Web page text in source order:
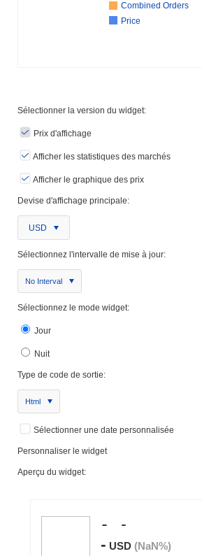
Combined Orders
Price
Sélectionner la version du widget:
Prix ​​d'affichage
Afficher les statistiques des marchés
Afficher le graphique des prix
Devise d'affichage principale:
USD
Sélectionnez l'intervalle de mise à jour:
No Interval
Sélectionnez le mode widget:
Jour
Nuit
Type de code de sortie:
Html
Sélectionner une date personnalisée
Personnaliser le widget
Aperçu du widget: